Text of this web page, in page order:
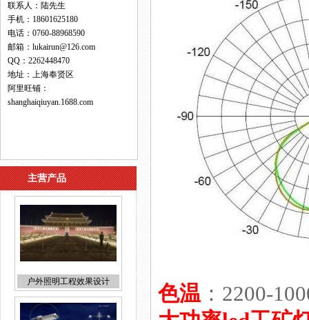
联系人：陆先生
手机：18601625180
电话：0760-88968590
邮箱：lukairun@126.com
QQ：2262448470
地址：上海奉贤区
阿里旺铺：
shanghaiqiuyan.1688.com
主营产品
户外照明工程
色温：2200-